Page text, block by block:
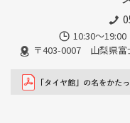
10:30～
〒403-0007 山梨県富